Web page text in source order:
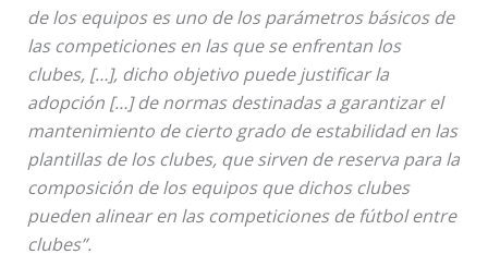
de los equipos es uno de los parámetros básicos de
las competiciones en las que se enfrentan los
clubes, […], dicho objetivo puede justificar la
adopción […] de normas destinadas a garantizar el
mantenimiento de cierto grado de estabilidad en las
plantillas de los clubes, que sirven de reserva para la
composición de los equipos que dichos clubes
pueden alinear en las competiciones de fútbol entre
clubes”.